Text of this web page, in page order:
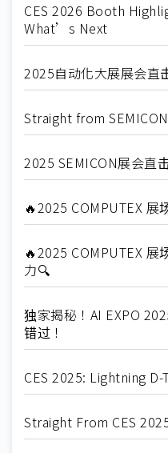
CES 2026 Booth
What’s Next
2025自动化大展展会直
Straight from
2025 SEMICON展会直
🔥2025 COMPUTEX 展
🔥2025 COMPUTEX
力🔍
独家揭秘！AI EXPO
错过！
CES 2025: Lightning D-
Straight From CES